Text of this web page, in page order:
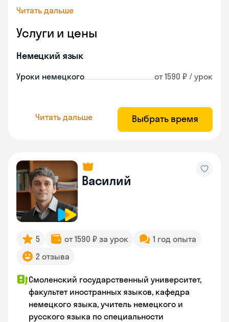
Читать дальше
Услуги и цены
Немецкий язык
Уроки немецкого от 1590 ₽ / урок
Читать дальше Выбрать время
Василий
5 от 1590 ₽ за урок
1 год опыта
2 отзыва
Смоленский государственный университет,
факультет иностранных языков, кафедра
немецкого языка, учитель немецкого и
русского языка по специальности